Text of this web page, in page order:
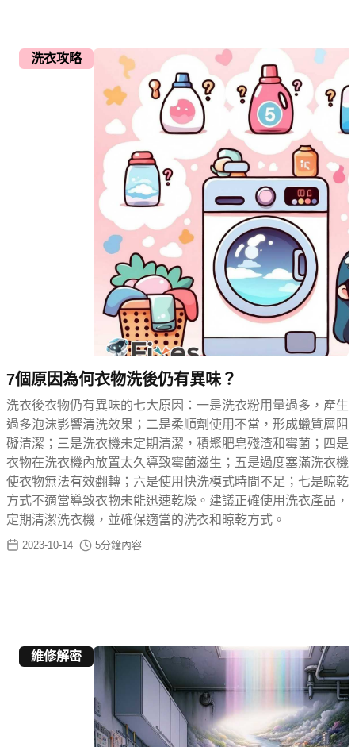
洗衣攻略
7個原因為何衣物洗後仍有異味？
洗衣後衣物仍有異味的七大原因：一是洗衣粉用量過多，產生
過多泡沫影響清洗效果；二是柔順劑使用不當，形成蠟質層阻
礙清潔；三是洗衣機未定期清潔，積聚肥皂殘渣和霉菌；四是
衣物在洗衣機內放置太久導致霉菌滋生；五是過度塞滿洗衣機
使衣物無法有效翻轉；六是使用快洗模式時間不足；七是晾乾
方式不適當導致衣物未能迅速乾燥。建議正確使用洗衣產品，
定期清潔洗衣機，並確保適當的洗衣和晾乾方式。
2023-10-14 5分鐘內容
維修解密